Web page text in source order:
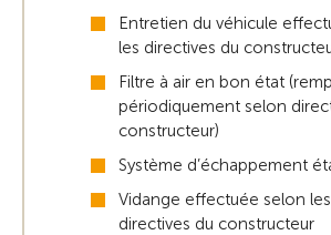
Entretien du véhicule
les directives du
Filtre à air en bon état
périodiquement selon
constructeur)
Système d’échappement
Vidange effectuée selon les
directives du constructeur